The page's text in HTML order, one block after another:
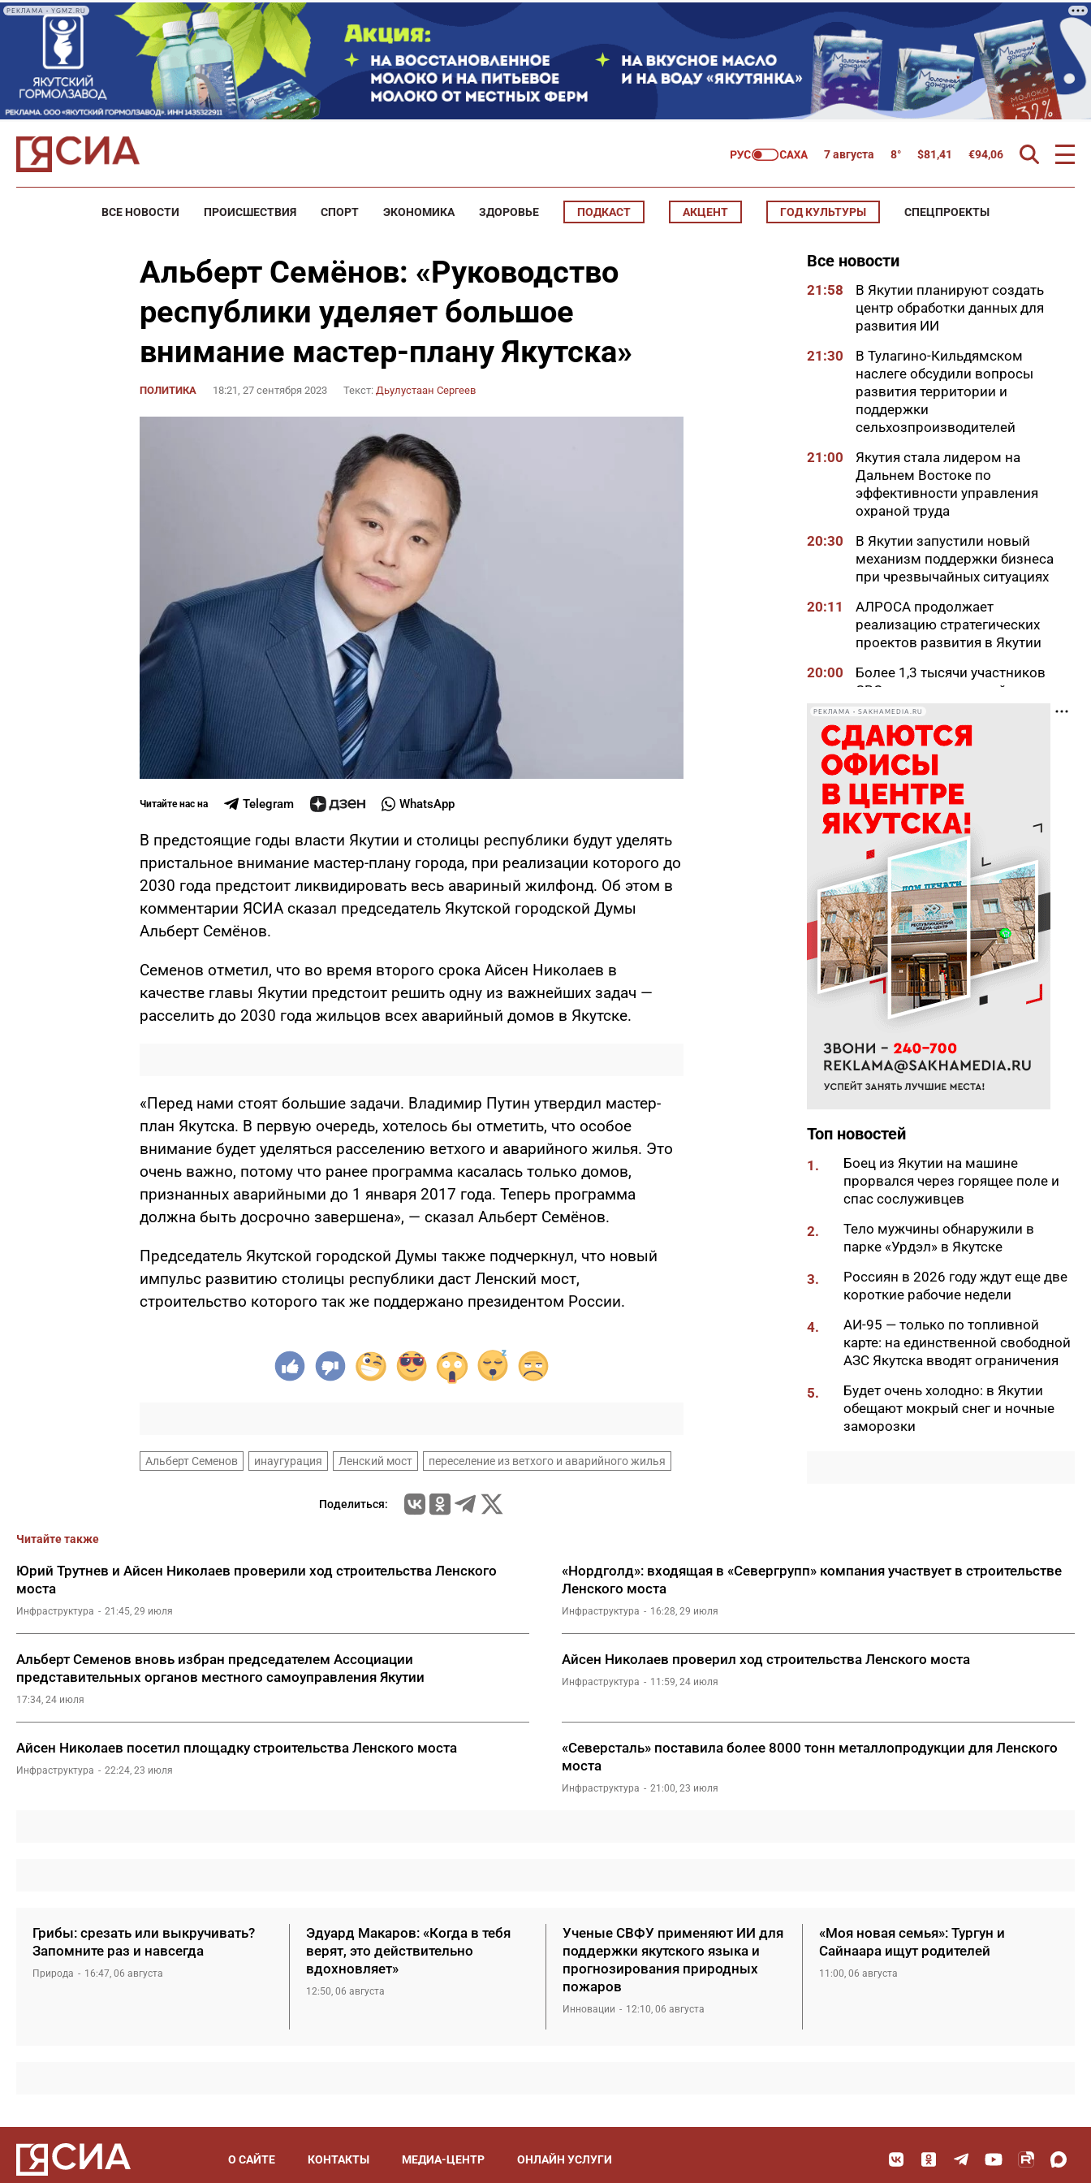
РЕКЛАМА • YGMZ.RU
7 августа 8° $81,41 €94,06
ВСЕ НОВОСТИ ПРОИСШЕСТВИЯ СПОРТ ЭКОНОМИКА ЗДОРОВЬЕ ПОДКАСТ АКЦЕНТ ГОД КУЛЬТУРЫ СПЕЦПРОЕКТЫ
Альберт Семёнов: «Руководство
республики уделяет большое
внимание мастер-плану Якутска»
ПОЛИТИКА 18:21, 27 сентября 2023 Текст: Дьулустаан Сергеев
Читайте нас на Telegram WhatsApp
В предстоящие годы власти Якутии и столицы республики будут уделять
пристальное внимание мастер-плану города, при реализации которого до
2030 года предстоит ликвидировать весь авариный жилфонд. Об этом в
комментарии ЯСИА сказал председатель Якутской городской Думы
Альберт Семёнов.
Семенов отметил, что во время второго срока Айсен Николаев в
качестве главы Якутии предстоит решить одну из важнейших задач —
расселить до 2030 года жильцов всех аварийный домов в Якутске.
«Перед нами стоят большие задачи. Владимир Путин утвердил мастер-
план Якутска. В первую очередь, хотелось бы отметить, что особое
внимание будет уделяться расселению ветхого и аварийного жилья. Это
очень важно, потому что ранее программа касалась только домов,
признанных аварийными до 1 января 2017 года. Теперь программа
должна быть досрочно завершена», — сказал Альберт Семёнов.
Председатель Якутской городской Думы также подчеркнул, что новый
импульс развитию столицы республики даст Ленский мост,
строительство которого так же поддержано президентом России.
Альберт Семенов инаугурация Ленский мост переселение из ветхого и аварийного жилья
Поделиться:
Все новости
21:58
В Якутии планируют создать
центр обработки данных для
развития ИИ
21:30
В Тулагино-Кильдямском
наслеге обсудили вопросы
развития территории и
поддержки
сельхозпроизводителей
21:00
Якутия стала лидером на
Дальнем Востоке по
эффективности управления
охраной труда
20:30
В Якутии запустили новый
механизм поддержки бизнеса
при чрезвычайных ситуациях
20:11
АЛРОСА продолжает
реализацию стратегических
проектов развития в Якутии
20:00
Более 1,3 тысячи участников
СВО и членов их семей
получили земельные участки
в Якутии
19:50
76% якутян заранее
предупреждают работодателя
об увольнении
19:25
Новый аэропорт в Мирном
планируется ввести в
эксплуатацию в 2027 году
19:00
В Якутии работает пилотный
проект «Маршрут заботы» для
пациентов после выписки
18:47
В Якутии стартовал
молодежный Суглан коренных
малочисленных народов
Севера
65% от годового плана сырого
молока
спецтехники в зоне СВО
18:22
В АЗС Южной Якутии ситуация
стабилизируется
игра от якутских
разработчиков
18:01
85-квартирный дом в
Октемцах сдадут в конце
августа
Минздрав Якутии: раннее
выявление гепатита С
позволяет предотвратить
осложнения
В Таттинском районе в село
ООО «Транснефть – Восток»
транспортный комплекс
РЕКЛАМА • SAKHAMEDIA.RU
Топ новостей
1.
Боец из Якутии на машине
прорвался через горящее поле и
спас сослуживцев
2.
Тело мужчины обнаружили в
парке «Урдэл» в Якутске
3.
Россиян в 2026 году ждут еще две
короткие рабочие недели
4.
АИ-95 — только по топливной
карте: на единственной свободной
АЗС Якутска вводят ограничения
5.
Будет очень холодно: в Якутии
обещают мокрый снег и ночные
заморозки
Читайте также
Юрий Трутнев и Айсен Николаев проверили ход строительства Ленского
моста
Инфраструктура 21:45, 29 июля
«Нордголд»: входящая в «Севергрупп» компания участвует в строительстве
Ленского моста
Инфраструктура 16:28, 29 июля
Альберт Семенов вновь избран председателем Ассоциации
представительных органов местного самоуправления Якутии
17:34, 24 июля
Айсен Николаев проверил ход строительства Ленского моста
Инфраструктура 11:59, 24 июля
Айсен Николаев посетил площадку строительства Ленского моста
Инфраструктура 22:24, 23 июля
«Северсталь» поставила более 8000 тонн металлопродукции для Ленского
моста
Инфраструктура 21:00, 23 июля
Грибы: срезать или выкручивать?
Запомните раз и навсегда
Природа 16:47, 06 августа
Эдуард Макаров: «Когда в тебя
верят, это действительно
вдохновляет»
12:50, 06 августа
Ученые СВФУ применяют ИИ для
поддержки якутского языка и
прогнозирования природных
пожаров
Инновации 12:10, 06 августа
«Моя новая семья»: Тургун и
Сайнаара ищут родителей
11:00, 06 августа
О САЙТЕ КОНТАКТЫ МЕДИА-ЦЕНТР ОНЛАЙН УСЛУГИ